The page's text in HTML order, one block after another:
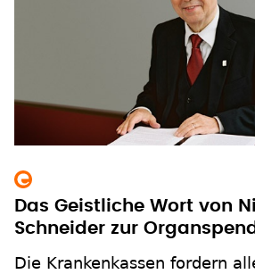
Das Geistliche Wort von
Schneider zur
Die Krankenkassen fordern